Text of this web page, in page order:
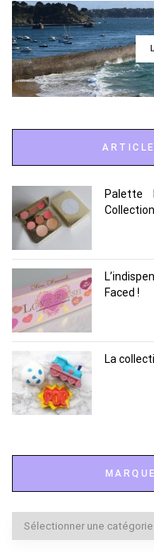
Palette
Faced !
La
Marques